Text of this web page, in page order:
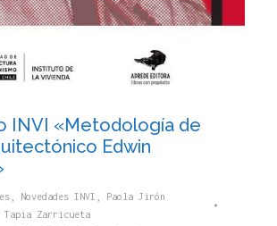
INVI «Metodología de
Edwin
Novedades INVI
Paola Jirón
Tapia Zarricueta